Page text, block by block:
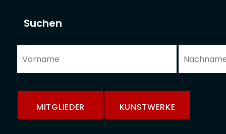
Suchen
MITGLIEDER KUNSTWERKE